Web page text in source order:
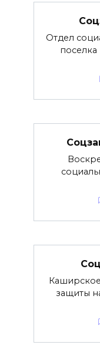
Отдел
поселка
защиты